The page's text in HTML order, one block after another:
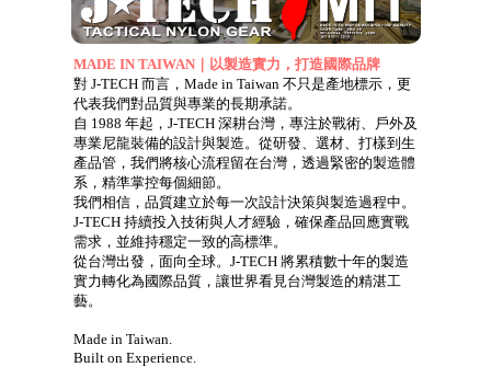
pouches)...39
...22
Duty Gear)...62
MADE IN TAIWAN｜以製造實力，打造國際品牌
對 J-TECH 而言，Made in Taiwan 不只是產地標示，更
代表我們對品質與專業的長期承諾。
自 1988 年起，J-TECH 深耕台灣，專注於戰術、戶外及
專業尼龍裝備的設計與製造。從研發、選材、打樣到生
產品管，我們將核心流程留在台灣，透過緊密的製造體
系，精準掌控每個細節。
我們相信，品質建立於每一次設計決策與製造過程中。
J-TECH 持續投入技術與人才經驗，確保產品回應實戰
需求，並維持穩定一致的高標準。
從台灣出發，面向全球。J-TECH 將累積數十年的製造
實力轉化為國際品質，讓世界看見台灣製造的精湛工
藝。
Made in Taiwan.
Built on Experience.